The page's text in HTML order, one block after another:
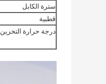
سترة الكابل
قطبية
درجة حرارة التخزين